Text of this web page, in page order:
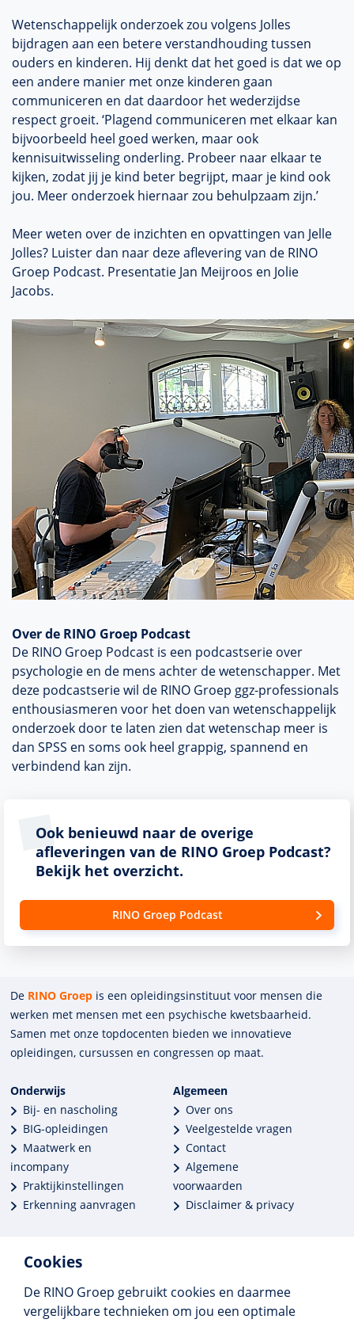
Cookies
De RINO Groep gebruikt cookies en daarmee
vergelijkbare technieken om jou een optimale
Wetenschappelijk onderzoek zou volgens Jolles
bijdragen aan een betere verstandhouding tussen
ouders en kinderen. Hij denkt dat het goed is dat we op
een andere manier met onze kinderen gaan
communiceren en dat daardoor het wederzijdse
respect groeit. ‘Plagend communiceren met elkaar kan
bijvoorbeeld heel goed werken, maar ook
kennisuitwisseling onderling. Probeer naar elkaar te
kijken, zodat jij je kind beter begrijpt, maar je kind ook
jou. Meer onderzoek hiernaar zou behulpzaam zijn.’
Meer weten over de inzichten en opvattingen van Jelle
Jolles? Luister dan naar deze aflevering van de RINO
Groep Podcast. Presentatie Jan Meijroos en Jolie
Jacobs.
Over de RINO Groep Podcast
De RINO Groep Podcast is een podcastserie over
psychologie en de mens achter de wetenschapper. Met
deze podcastserie wil de RINO Groep ggz-professionals
enthousiasmeren voor het doen van wetenschappelijk
onderzoek door te laten zien dat wetenschap meer is
dan SPSS en soms ook heel grappig, spannend en
verbindend kan zijn.
Ook benieuwd naar de overige
afleveringen van de RINO Groep Podcast?
Bekijk het overzicht.
RINO Groep Podcast
De RINO Groep is een opleidings­insti­tuut voor mensen die
werken met mensen met een psychische kwets­baar­heid.
Samen met onze top­docenten bieden we innova­tieve
opleidingen, cursussen en congres­sen op maat.
Onderwijs
Bij- en nascholing
BIG-opleidingen
Maatwerk en
incompany
Praktijkinstellingen
Erkenning aanvragen
Algemeen
Over ons
Veelgestelde vragen
Contact
Algemene
voorwaarden
Disclaimer & privacy
Meer dan 250 opleidingen
Alle BIG-opleidingen in huis